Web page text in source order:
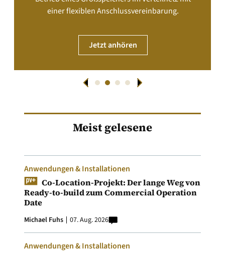
einer flexiblen Anschlussvereinbarung.
Jetzt anhören
Meist gelesene
Anwendungen & Installationen
Co-Location-Projekt: Der lange Weg von
Ready-to-build zum Commercial Operation
Date
Michael Fuhs 07. Aug. 2026
Anwendungen & Installationen